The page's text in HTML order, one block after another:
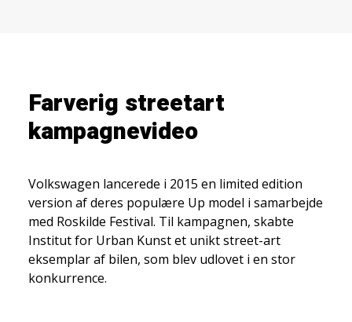
Farverig streetart
kampagnevideo
Volkswagen lancerede i 2015 en limited edition
version af deres populære Up model i samarbejde
med Roskilde Festival. Til kampagnen, skabte
Institut for Urban Kunst et unikt street-art
eksemplar af bilen, som blev udlovet i en stor
konkurrence.